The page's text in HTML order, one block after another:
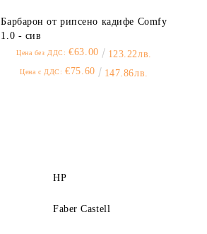
Барбарон от рипсено кадифе Comfy
1.0 - сив
Цена без ДДС: €63.00 123.22лв.
Цена с ДДС: €75.60 147.86лв.
HP
Faber Castell